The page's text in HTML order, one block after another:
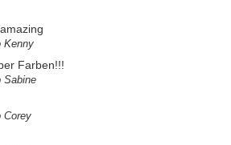
Kenny
Farben!!!
Sabine
Corey